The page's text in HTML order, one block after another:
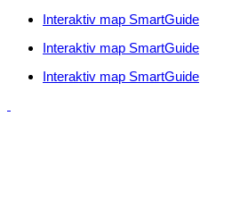
Interaktiv map SmartGuide
Interaktiv map SmartGuide
Interaktiv map SmartGuide